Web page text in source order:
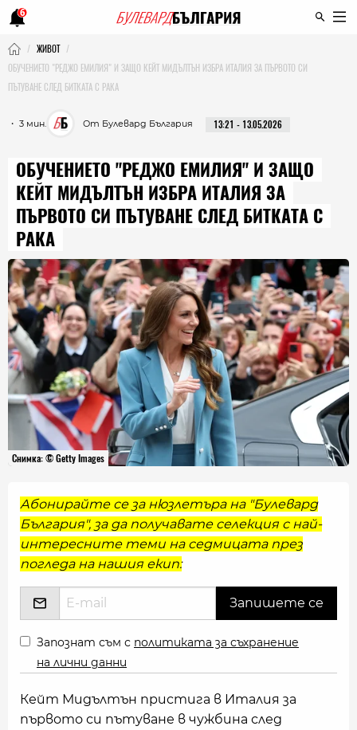
6
ЖИВОТ
ОБУЧЕНИЕТО "РЕДЖО ЕМИЛИЯ" И ЗАЩО КЕЙТ МИДЪЛТЪН ИЗБРА ИТАЛИЯ ЗА ПЪРВОТО СИ
ПЪТУВАНЕ СЛЕД БИТКАТА С РАКА
・ 3 мин. От Булевард България 13:21 - 13.05.2026
ОБУЧЕНИЕТО "РЕДЖО ЕМИЛИЯ" И ЗАЩО
КЕЙТ МИДЪЛТЪН ИЗБРА ИТАЛИЯ ЗА
ПЪРВОТО СИ ПЪТУВАНЕ СЛЕД БИТКАТА С
РАКА
Снимка: © Getty Images
Абонирайте се за нюзлетъра на "Булевард
България", за да получавате селекция с най-
интересните теми на седмицата през
погледа на нашия екип:
Запознат съм с политиката за съхранение
на лични данни
Кейт Мидълтън пристига в Италия за
първото си пътуване в чужбина след